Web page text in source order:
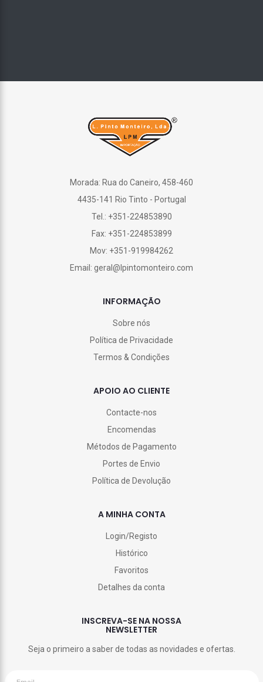
Morada: Rua do Caneiro, 458-460
4435-141 Rio Tinto - Portugal
Tel.: +351-224853890
Fax: +351-224853899
Mov: +351-919984262
Email: geral@lpintomonteiro.com
INFORMAÇÃO
Sobre nós
Política de Privacidade
Termos & Condições
APOIO AO CLIENTE
Contacte-nos
Encomendas
Métodos de Pagamento
Portes de Envio
Política de Devolução
A MINHA CONTA
Login/Registo
Histórico
Favoritos
Detalhes da conta
INSCREVA-SE NA NOSSA
NEWSLETTER
Seja o primeiro a saber de todas as novidades e ofertas.